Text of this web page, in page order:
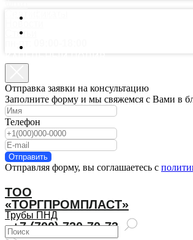
Статьи
ТОО
«ТОРГПРОМПЛАСТ»
Трубы ПНД
+7 (700) 730-70-73
ФИТИНГИ И КРАНЫ
АВТОПОЛИВ
ЛАНДШАФТНЫЕ УСЛУГИ
Задать вопрос
Отправка заявки на консультацию
Заполните форму и мы свяжемся с Вами в
Телефон
Отправить
Отправляя форму, вы соглашаетесь с